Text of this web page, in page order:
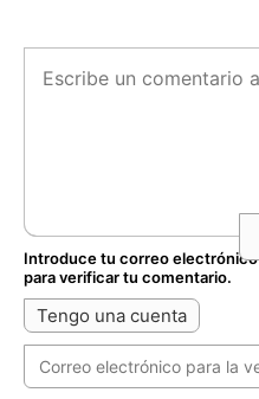
Introduce tu correo electrónico
para verificar tu comentario.
Tengo una cuenta